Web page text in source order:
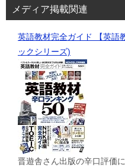
メディア掲載関連
英語教材完全ガイド 【英語
ックシリーズ)
晋遊舎さん出版の辛口評価